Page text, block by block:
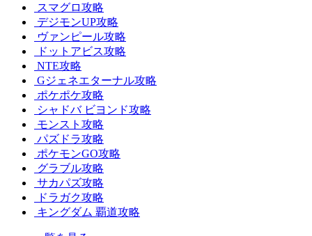
スマグロ攻略
デジモンUP攻略
ヴァンピール攻略
ドットアビス攻略
NTE攻略
Gジェネエターナル攻略
ポケポケ攻略
シャドバ ビヨンド攻略
モンスト攻略
パズドラ攻略
ポケモンGO攻略
グラブル攻略
サカパズ攻略
ドラガク攻略
キングダム 覇道攻略